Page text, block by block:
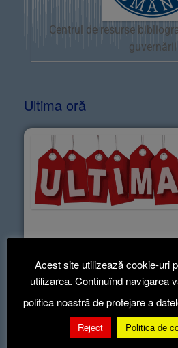
Centrul de resurse
guvernării
Ultima oră
informează-te
Articole recente
Acest site utilizează cookie-uri
utilizarea. Continuînd navigarea
politica noastră de protejare a
Reject
Politica de